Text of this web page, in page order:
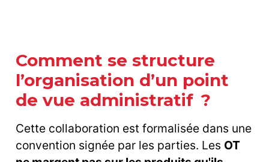
Comment se structure
l’organisation d’un point
de vue administratif ?
Cette collaboration est formalisée dans une
convention signée par les parties. Les OT